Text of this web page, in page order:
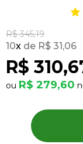
R$ 345,19
R$
10x R$ 31,06
R$ 279,60
Correntes
Gargantilhas
Pulseiras